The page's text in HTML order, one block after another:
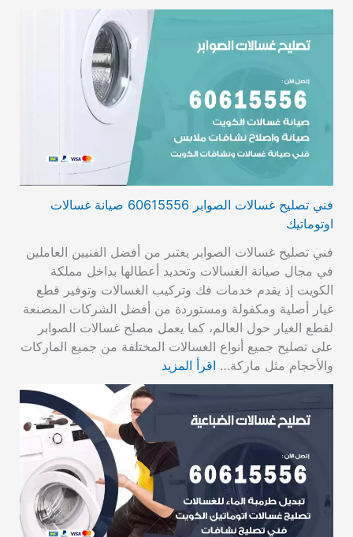
فني تصليح غسالات الصوابر 60615556 صيانة غسالات
اوتوماتيك
فني تصليح غسالات الصوابر يعتبر من أفضل الفنيين العاملين
في مجال صيانة الغسالات وتحديد أعطالها بداخل مملكة
الكويت إذ يقدم خدمات فك وتركيب الغسالات وتوفير قطع
غيار أصلية ومكفولة ومستوردة من أفضل الشركات المصنعة
لقطع الغيار حول العالم، كما يعمل مصلح غسالات الصوابر
على تصليح جميع أنواع الغسالات المختلفة من جميع الماركات
والأحجام مثل ماركة… اقرأ المزيد